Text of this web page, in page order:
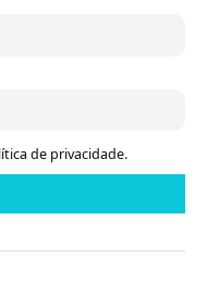
de privacidade.